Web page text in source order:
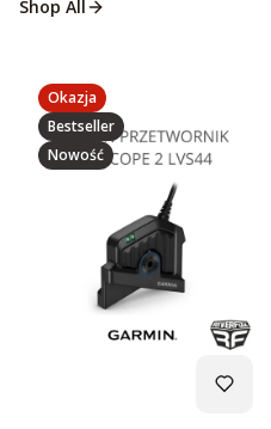
Shop All
Okazja
Bestseller
Nowość